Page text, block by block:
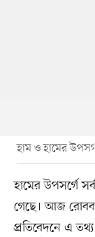
হাম ও হামের
হামের উপসর্গে
গেছে। আজ
প্রতিবেদনে এ